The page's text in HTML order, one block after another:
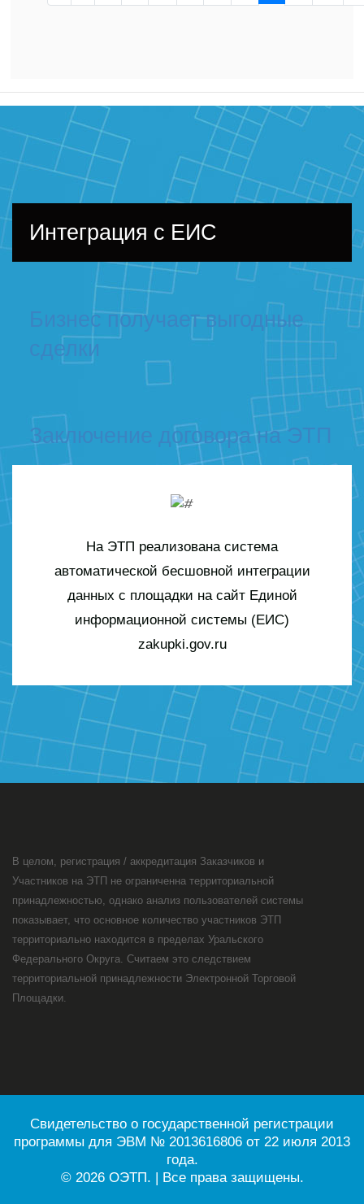
Интеграция с ЕИС
Бизнес получает выгодные
сделки
Заключение договора на ЭТП
На ЭТП реализована система
автоматической бесшовной интеграции
данных с площадки на сайт Единой
информационной системы (ЕИС)
zakupki.gov.ru
В целом, регистрация / аккредитация Заказчиков и
Участников на ЭТП не ограниченна территориальной
принадлежностью, однако анализ пользователей системы
показывает, что основное количество участников ЭТП
территориально находится в пределах Уральского
Федерального Округа. Считаем это следствием
территориальной принадлежности Электронной Торговой
Площадки.
Свидетельство о государственной регистрации
программы для ЭВМ № 2013616806 от 22 июля 2013
года.
© 2026 ОЭТП. | Все права защищены.